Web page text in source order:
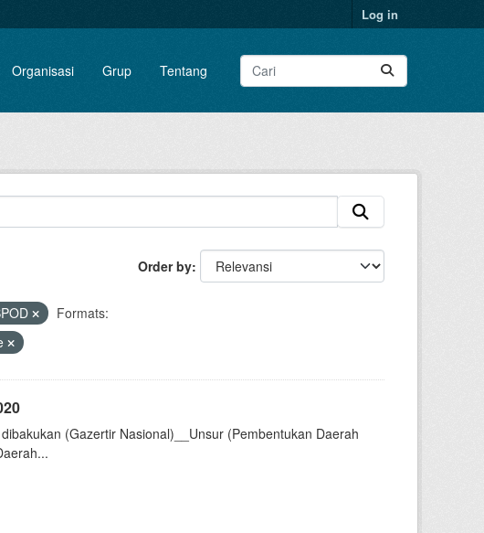
Log in
Organisasi Grup Tentang
Order by
Formats:
(Gazertir Nasional)__Unsur (Pembentukan Daerah